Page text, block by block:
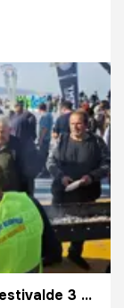
Samsun Yakakent'te düzenlenen festivalde 3 ton hamsi 2 saatte tüketildi